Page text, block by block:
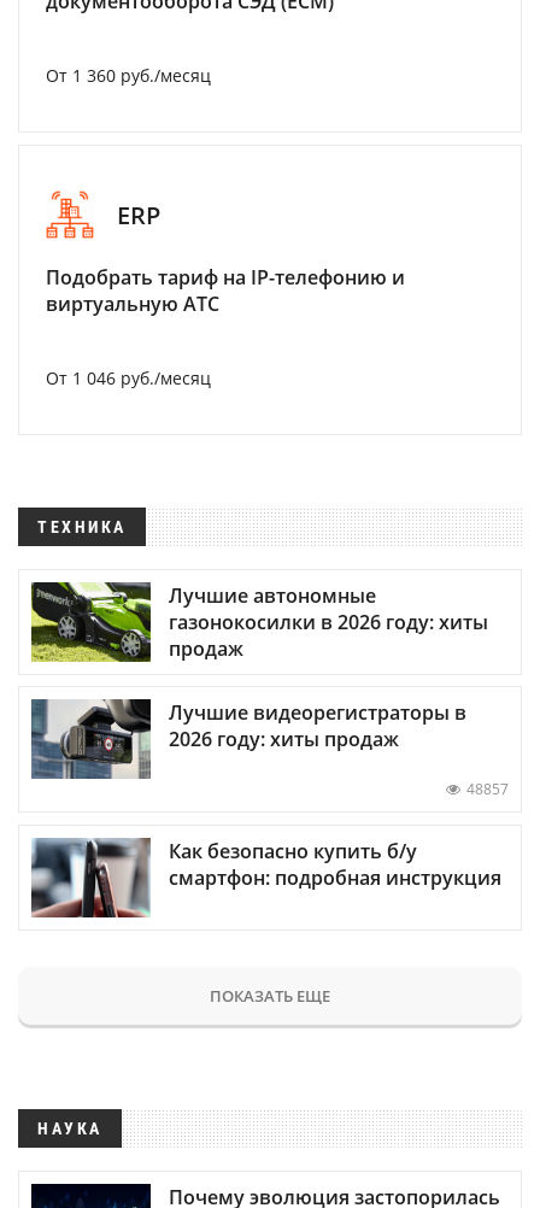
От 1 360 руб./месяц
ERP
Подобрать тариф на IP-телефонию и
виртуальную АТС
От 1 046 руб./месяц
ТЕХНИКА
Лучшие автономные
газонокосилки в 2026 году: хиты
продаж
Лучшие видеорегистраторы в
2026 году: хиты продаж
48857
Как безопасно купить б/у
смартфон: подробная инструкция
ПОКАЗАТЬ ЕЩЕ
НАУКА
Почему эволюция застопорилась